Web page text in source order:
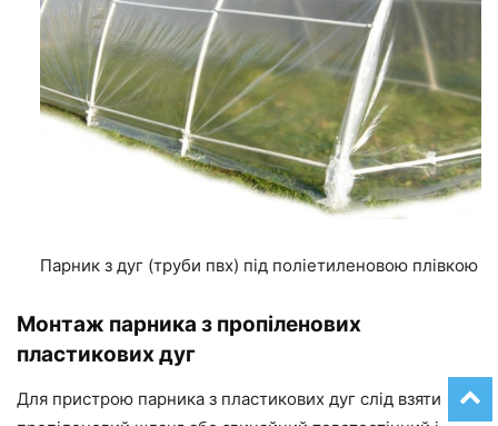
Парник з дуг (труби пвх) під поліетиленовою плівкою
Монтаж парника з пропіленових
пластикових дуг
Для пристрою парника з пластикових дуг слід взяти